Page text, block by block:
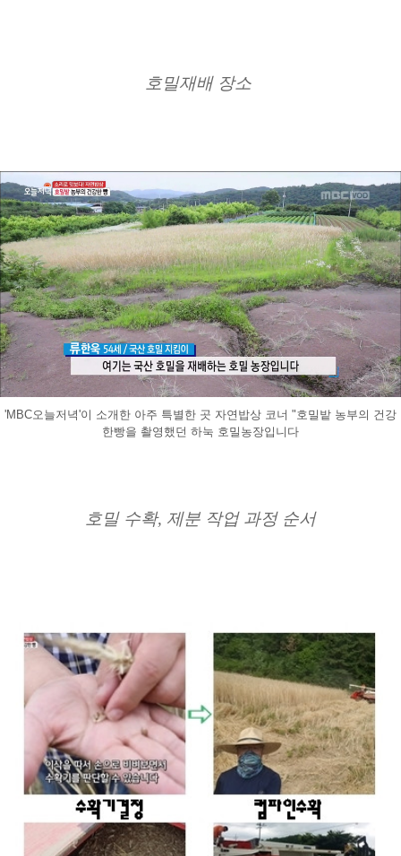
호밀재배 장소
'MBC오늘저녁'이 소개한 아주 특별한 곳 자연밥상 코너 "호밀밭 농부의 건강
한빵을 촬영했던 하눅 호밀농장입니다
호밀 수확, 제분 작업 과정 순서